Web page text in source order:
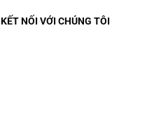
KẾT NỐI VỚI CHÚNG TÔI